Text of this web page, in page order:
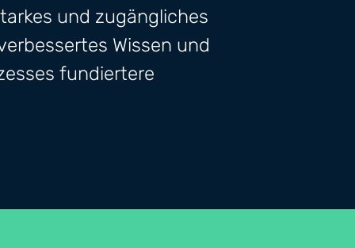
und zugängliches
Wissen und
fundiertere